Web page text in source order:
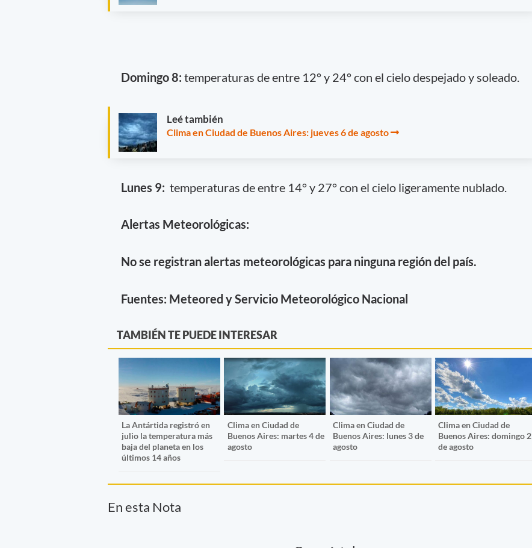
Domingo 8: temperaturas de entre 12° y 24° con el cielo despejado y soleado.
Leé también
Clima en Ciudad de Buenos Aires: jueves 6 de agosto
Lunes 9: temperaturas de entre 14° y 27° con el cielo ligeramente nublado.
Alertas Meteorológicas:
No se registran alertas meteorológicas para ninguna región del país.
Fuentes: Meteored y Servicio Meteorológico Nacional
TAMBIÉN TE PUEDE INTERESAR
La Antártida registró en
julio la temperatura más
baja del planeta en los
últimos 14 años
Clima en Ciudad de
Buenos Aires: martes 4 de
agosto
Clima en Ciudad de
Buenos Aires: lunes 3 de
agosto
Clima en Ciudad de
Buenos Aires: domingo 2
de agosto
En esta Nota